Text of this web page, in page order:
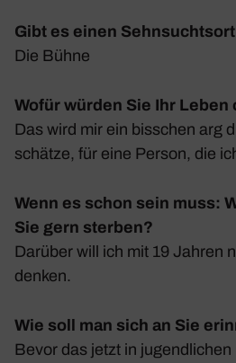
Gibt es einen
Die Bühne
Wofür würden Sie Ihr Leben
Das wird mir ein biss­chen arg
schätze, für eine Person, die
Wenn es schon sein muss:
Sie gern sterben?
Darüber will ich mit 19 Jahren
denken.
Wie soll man sich an Sie
Bevor das jetzt in